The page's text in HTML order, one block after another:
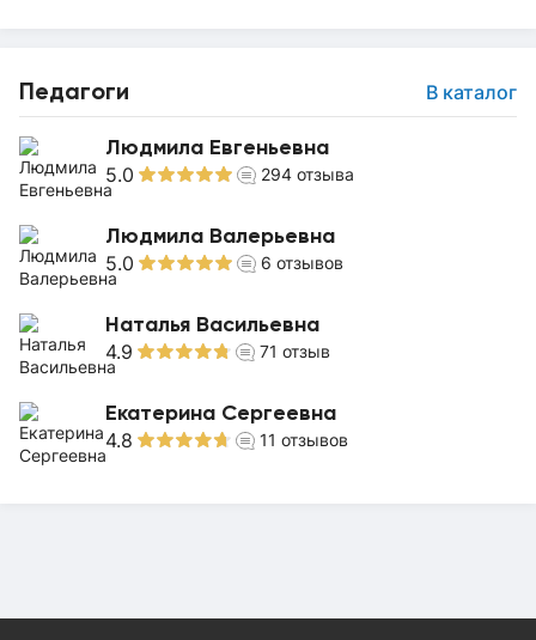
Педагоги В каталог
Людмила Евгеньевна
5.0 294 отзыва
Людмила Валерьевна
5.0 6 отзывов
Наталья Васильевна
4.9 71 отзыв
Екатерина Сергеевна
4.8 11 отзывов